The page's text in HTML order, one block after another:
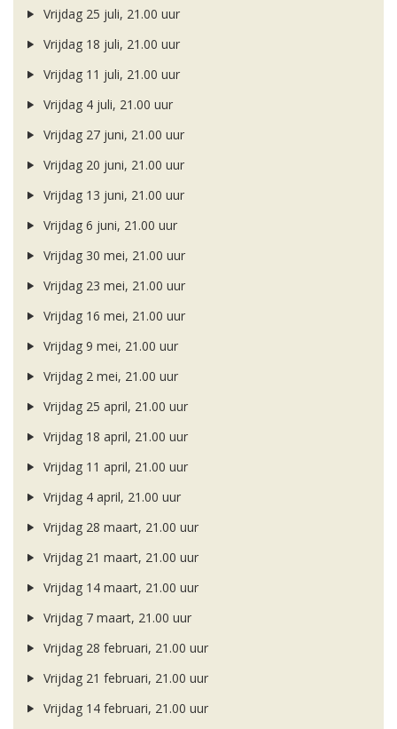
Vrijdag 25 juli, 21.00 uur
Vrijdag 18 juli, 21.00 uur
Vrijdag 11 juli, 21.00 uur
Vrijdag 4 juli, 21.00 uur
Vrijdag 27 juni, 21.00 uur
Vrijdag 20 juni, 21.00 uur
Vrijdag 13 juni, 21.00 uur
Vrijdag 6 juni, 21.00 uur
Vrijdag 30 mei, 21.00 uur
Vrijdag 23 mei, 21.00 uur
Vrijdag 16 mei, 21.00 uur
Vrijdag 9 mei, 21.00 uur
Vrijdag 2 mei, 21.00 uur
Vrijdag 25 april, 21.00 uur
Vrijdag 18 april, 21.00 uur
Vrijdag 11 april, 21.00 uur
Vrijdag 4 april, 21.00 uur
Vrijdag 28 maart, 21.00 uur
Vrijdag 21 maart, 21.00 uur
Vrijdag 14 maart, 21.00 uur
Vrijdag 7 maart, 21.00 uur
Vrijdag 28 februari, 21.00 uur
Vrijdag 21 februari, 21.00 uur
Vrijdag 14 februari, 21.00 uur